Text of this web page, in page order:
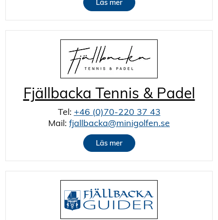
Läs mer
Fjällbacka Tennis & Padel
Tel: +46 (0)70-220 37 43
Mail: fjallbacka@minigolfen.se
Läs mer